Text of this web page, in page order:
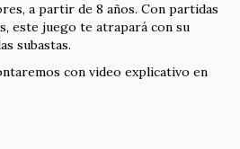
a partir de 8 años. Con partidas
este juego te atrapará con su
subastas.
con video explicativo en